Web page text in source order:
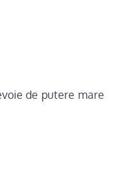
de putere mare